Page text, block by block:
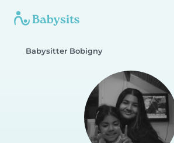
Babysitter Bobigny